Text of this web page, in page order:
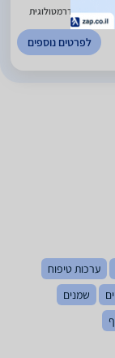
מי פנים | טונר | למראה עור מלא בלחות חלק רענן ורך | מכיל 200 מ"ל | נבדק דרמטולוגית
לפרטים נוספים
ערכות טיפוח
שמנים